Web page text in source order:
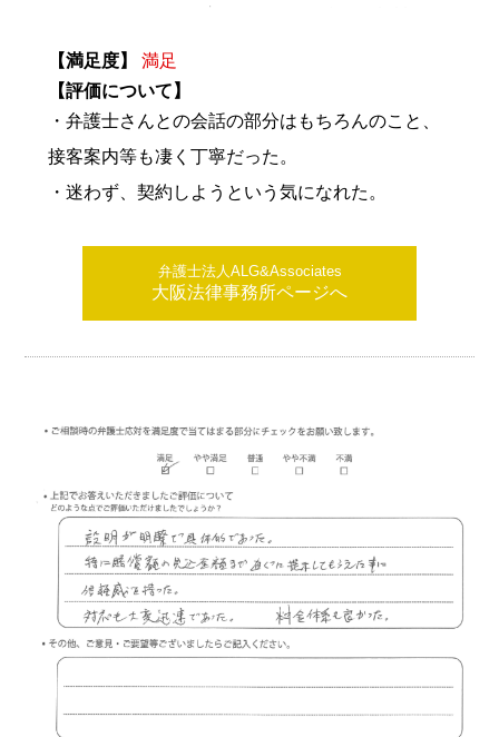
【満足度】
満足
【評価について】
・弁護士さんとの会話の部分はもちろんのこと、
接客案内等も凄く丁寧だった。
・迷わず、契約しようという気になれた。
弁護士法人ALG&Associates
大阪法律事務所ページへ